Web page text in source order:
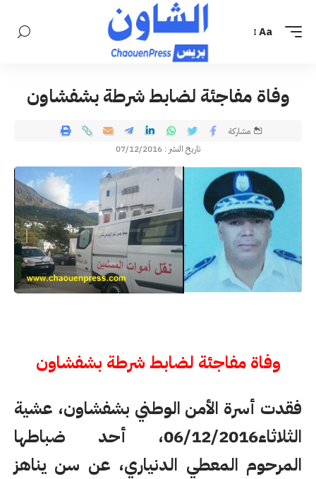
Aa
وفاة مفاجئة لضابط شرطة بشفشاون
تاريخ النشر : 07/12/2016
مشاركة
وفاة مفاجئة لضابط شرطة بشفشاون
فقدت أسرة الأمن الوطني بشفشاون، عشية
الثلاثاء06/12/2016، أحد ضباطها
المرحوم المعطي الدنياري، عن سن يناهز